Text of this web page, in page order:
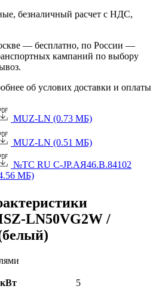
безналичный расчет с НДС,
— бесплатно, по России —
кампаний по выбору
об услових доставки и оплаты
MUZ-LN (0.73 МБ)
MUZ-LN (0.51 МБ)
№TC RU C-JP.АЯ46.B.84102
МБ)
LN50VG2W /
5